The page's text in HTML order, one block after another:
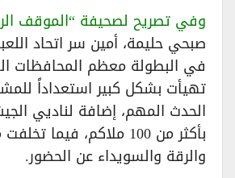
وفي تصريح لصحيفة “الموقف
صبحي حليمة، أمين سر اتحاد
في البطولة معظم المحافظات
تهيأت بشكل كبير استعداداً
الحدث المهم، إضافة لناديي
بأكثر من 100 ملاكم، فيما
والرقة والسويداء عن الحضور.